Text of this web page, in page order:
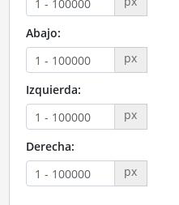
Abajo:
px
Izquierda:
px
Derecha:
px